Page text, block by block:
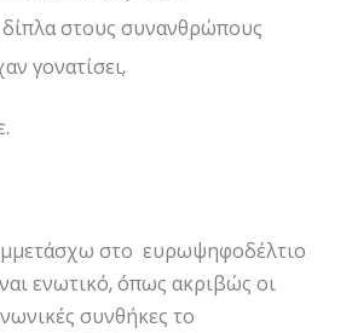
στους συνανθρώπους
γονατίσει,
στο ευρωψηφοδέλτιο
ενωτικό, όπως ακριβώς οι
συνθήκες το